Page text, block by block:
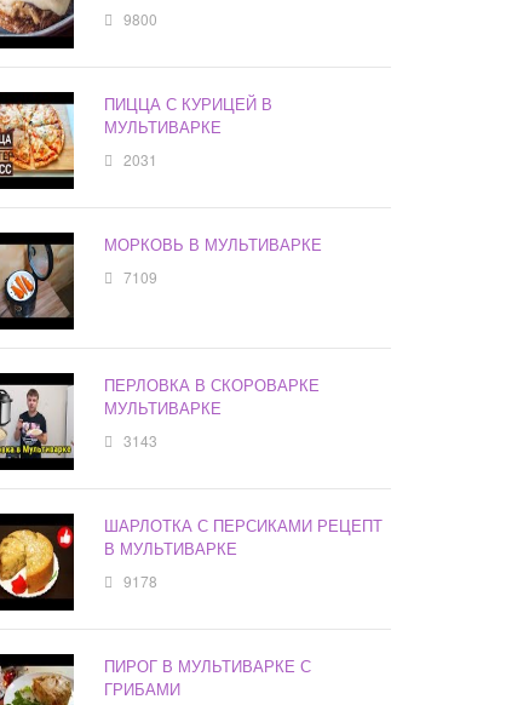
9800
ПИЦЦА С КУРИЦЕЙ В
МУЛЬТИВАРКЕ
2031
МОРКОВЬ В МУЛЬТИВАРКЕ
7109
ПЕРЛОВКА В СКОРОВАРКЕ
МУЛЬТИВАРКЕ
3143
ШАРЛОТКА С ПЕРСИКАМИ РЕЦЕПТ
В МУЛЬТИВАРКЕ
9178
ПИРОГ В МУЛЬТИВАРКЕ С
ГРИБАМИ